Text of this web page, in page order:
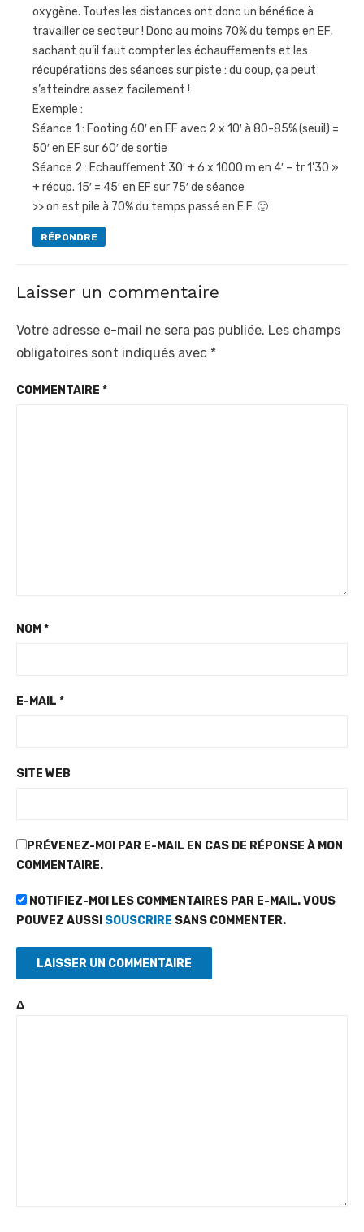
oxygène. Toutes les distances ont donc un bénéfice à
travailler ce secteur ! Donc au moins 70% du temps en EF,
sachant qu’il faut compter les échauffements et les
récupérations des séances sur piste : du coup, ça peut
s’atteindre assez facilement !
Exemple :
Séance 1 : Footing 60′ en EF avec 2 x 10′ à 80-85% (seuil) =
50′ en EF sur 60′ de sortie
Séance 2 : Echauffement 30′ + 6 x 1000 m en 4′ – tr 1’30 »
+ récup. 15′ = 45′ en EF sur 75′ de séance
>> on est pile à 70% du temps passé en E.F. 🙂
RÉPONDRE
Laisser un commentaire
Votre adresse e-mail ne sera pas publiée. Les champs
obligatoires sont indiqués avec *
COMMENTAIRE *
NOM *
E-MAIL *
SITE WEB
PRÉVENEZ-MOI PAR E-MAIL EN CAS DE RÉPONSE À MON
COMMENTAIRE.
NOTIFIEZ-MOI LES COMMENTAIRES PAR E-MAIL. VOUS
POUVEZ AUSSI SOUSCRIRE SANS COMMENTER.
Δ